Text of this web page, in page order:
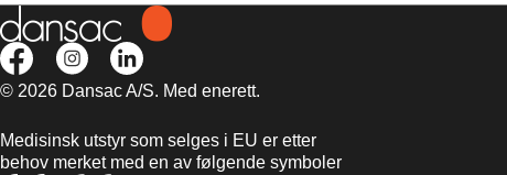
© 2026 Dansac A/S. Med enerett.
Medisinsk utstyr som selges i EU er etter
behov merket med en av følgende symboler